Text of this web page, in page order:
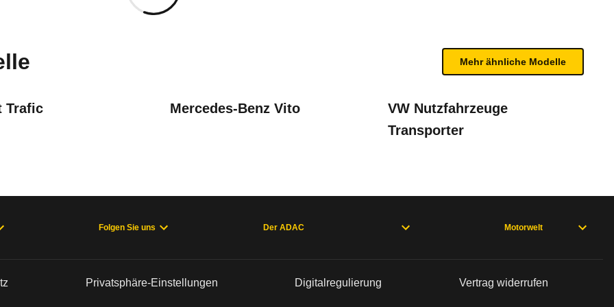
informieren. Welche Fahrzeuge genau betroffen sind, entnehmen Sie bitte dem Rückruf, da
(weltweit)
Trafic Mercedes-Benz Vito
VW Nutzfahrzeuge
Transporter
Mehr ähnliche Modelle
Folgen Sie uns Der ADAC Motorwelt
Privatsphäre-Einstellungen Digitalregulierung Vertrag widerrufen